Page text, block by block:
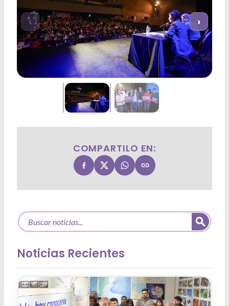
‹ ›
COMPARTILO EN:
Noticias Recientes